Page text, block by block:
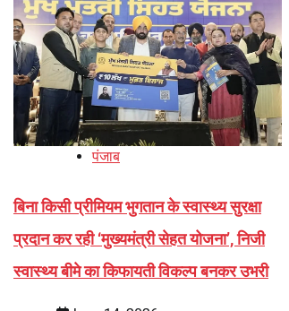
पंजाब
बिना किसी प्रीमियम भुगतान के स्वास्थ्य सुरक्षा
प्रदान कर रही ‘मुख्यमंत्री सेहत योजना’, निजी
स्वास्थ्य बीमे का किफायती विकल्प बनकर उभरी